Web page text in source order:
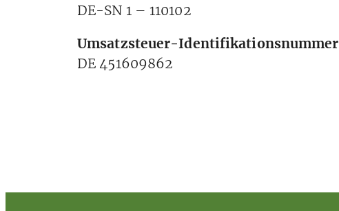
DE-SN 1 – 110102
Umsatzsteuer-Identifikationsnummer
DE 451609862